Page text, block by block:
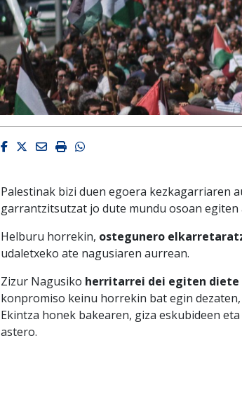
Facebook
Twitter
EmailImprimirWhatsapp
Palestinak bizi duen egoera kezkagarriaren
garrantzitsutzat jo dute mundu osoan
Helburu horrekin, ostegunero
udaletxeko ate nagusiaren aurrean.
Zizur Nagusiko herritarrei dei egiten diete
konpromiso keinu horrekin bat egin
Ekintza honek bakearen, giza eskubideen
astero.